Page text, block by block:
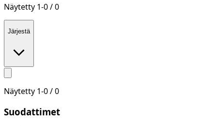
Näytetty 1-0/0
Järjestä
Näytetty 1-0/0
Suodattimet